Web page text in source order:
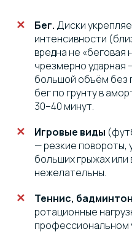
Бег. Диски
интенсивности
вредна не «беговая
чрезмерно ударная
большой объём без
бег по грунту в
30–40 минут.
Игровые виды
— резкие повороты,
больших грыжах
нежелательны.
Теннис, бадминтон
ротационные
профессиональном